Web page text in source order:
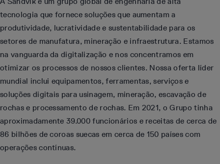
tecnologia que fornece soluções que aumentam a
produtividade, lucratividade e sustentabilidade para os
setores de manufatura, mineração e infraestrutura. Estamos
na vanguarda da digitalização e nos concentramos em
otimizar os processos de nossos clientes. Nossa oferta líder
mundial inclui equipamentos, ferramentas, serviços e
soluções digitais para usinagem, mineração, escavação de
rochas e processamento de rochas. Em 2021, o Grupo tinha
aproximadamente 39.000 funcionários e receitas de cerca de
86 bilhões de coroas suecas em cerca de 150 países com
operações contínuas.